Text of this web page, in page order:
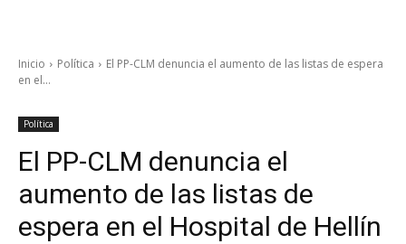
Inicio Política
El PP-CLM denuncia el aumento de las listas de espera
en el...
Política
El PP-CLM denuncia el
aumento de las listas de
espera en el Hospital de Hellín